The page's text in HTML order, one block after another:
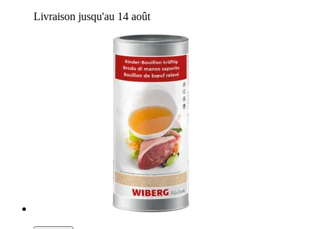
Livraison jusqu'au 14 août